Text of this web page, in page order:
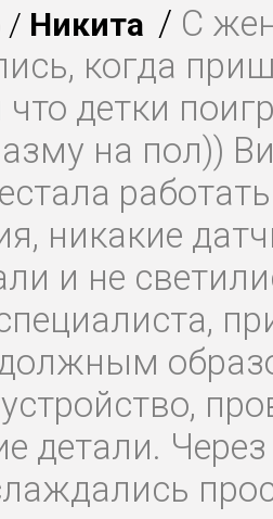
/ Никита / С
когда
детки
на пол))
никакие
и не
детали.